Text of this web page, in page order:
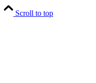
April 7, 2026
Scroll to top